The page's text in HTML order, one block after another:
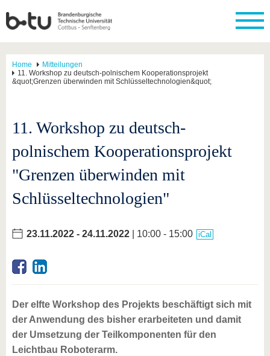
Home
Mitteilungen
11. Workshop zu deutsch-polnischem Kooperationsprojekt
&quot;Grenzen überwinden mit Schlüsseltechnologien&quot;
11. Workshop zu deutsch-
polnischem Kooperationsprojekt
"Grenzen überwinden mit
Schlüsseltechnologien"
23.11.2022 - 24.11.2022 | 10:00 - 15:00 iCal
Der elfte Workshop des Projekts beschäftigt sich mit
der Anwendung des bisher erarbeiteten und damit
der Umsetzung der Teilkomponenten für den
Leichtbau Roboterarm.